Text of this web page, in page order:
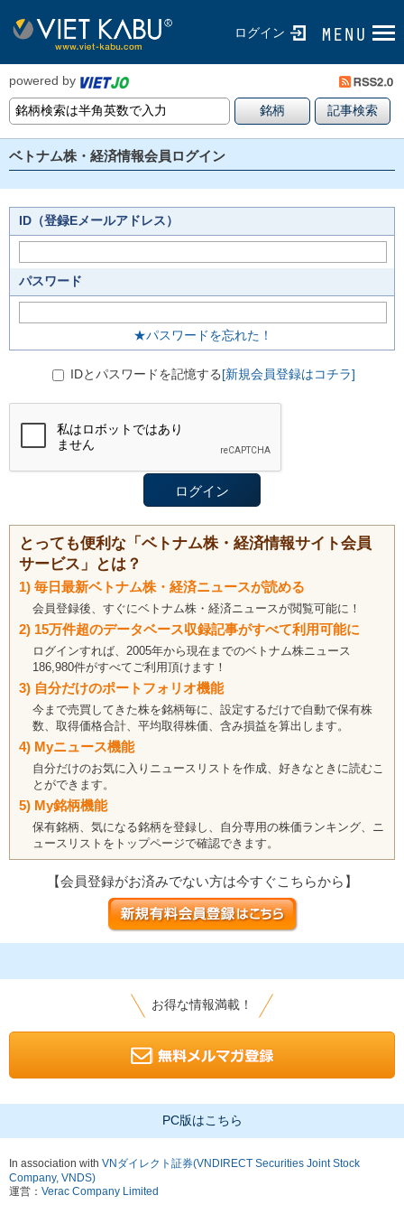
ログイン
powered by
ベトナム株・経済情報会員ログイン
ID（登録Eメールアドレス）
パスワード
★パスワードを忘れた！
IDとパスワードを記憶する[新規会員登録はコチラ]
とっても便利な「ベトナム株・経済情報サイト会員
サービス」とは？
1) 毎日最新ベトナム株・経済ニュースが読める
会員登録後、すぐにベトナム株・経済ニュースが閲覧可能に！
2) 15万件超のデータベース収録記事がすべて利用可能に
ログインすれば、2005年から現在までのベトナム株ニュース
186,980件がすべてご利用頂けます！
3) 自分だけのポートフォリオ機能
今まで売買してきた株を銘柄毎に、設定するだけで自動で保有株
数、取得価格合計、平均取得株価、含み損益を算出します。
4) Myニュース機能
自分だけのお気に入りニュースリストを作成、好きなときに読むこ
とができます。
5) My銘柄機能
保有銘柄、気になる銘柄を登録し、自分専用の株価ランキング、ニ
ュースリストをトップページで確認できます。
【会員登録がお済みでない方は今すぐこちらから】
お得な情報満載！
PC版はこちら
In association with VNダイレクト証券(VNDIRECT Securities Joint Stock
Company, VNDS)
運営： Verac Company Limited